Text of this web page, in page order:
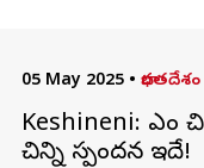
05 May 2025 • భారతదేశం
Keshineni:
చిన్ని స్పందన ఇదే!